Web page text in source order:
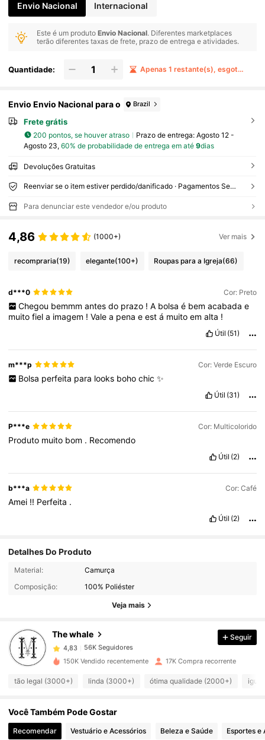
Envio Nacional Internacional
Este é um produtoEnvio Nacional. Diferentes marketplaces
terão diferentes taxas de frete, prazo de entrega e atividades.
Quantidade: Apenas 1 restante(s), esgotado em 3 dias
Envio Envio Nacional para o Brazil
Frete grátis
200 pontos, se houver atraso Prazo de entrega: Agosto 12 -
Agosto 23, 60% de probabilidade de entrega em até 9dias
Devoluções Gratuitas
Reenviar se o item estiver perdido/danificado · Pagamentos Seguros · Proteção de privacidade
Para denunciar este vendedor e/ou produto
4,86 (1000+) Ver mais
recompraria(19) elegante(100+) Roupas para a Igreja(66)
d***0 Cor: Preto
Chegou bemmm antes do prazo ! A bolsa é bem acabada e
muitofiela imagem !Valea penaeestá muitoemalta !
Útil (51)
m***p Cor: Verde Escuro
Bolsa perfeita para looks boho chic ✨
Útil (31)
P***e Cor: Multicolorido
Produto muito bom . Recomendo
Útil (2)
b***a Cor: Café
Amei !! Perfeita .
Útil (2)
Detalhes Do Produto
Material:
Camurça
Composição:
100% Poliéster
Veja mais
The whale
56K Seguidores
56K Seguidores
4,83 56K Seguidores
4,83 56K Seguidores
Seguir
150K Vendido recentemente 17K Compra recorrente
tão legal (3000+) linda (3000+) ótima qualidade (2000+)
Você Também Pode Gostar
Recomendar Vestuário e Acessórios Beleza e Saúde Esportes e